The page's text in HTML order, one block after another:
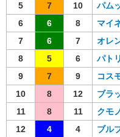
5
7 10 パム
6
6 8 マイ
7
6 7 オレ
8
5 6 パト
9
7 9 コス
10
8 12 ブラ
11
8 11 クモ
12
4 4 ブル